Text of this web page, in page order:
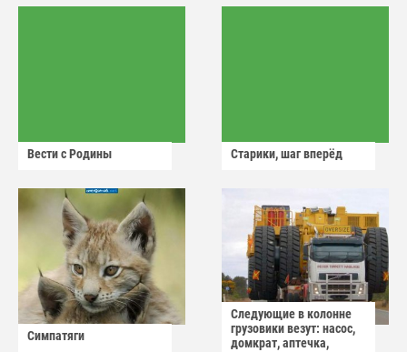
Вести с Родины Старики, шаг вперёд
Симпатяги
Следующие в колонне
грузовики везут: насос,
домкрат, аптечка,